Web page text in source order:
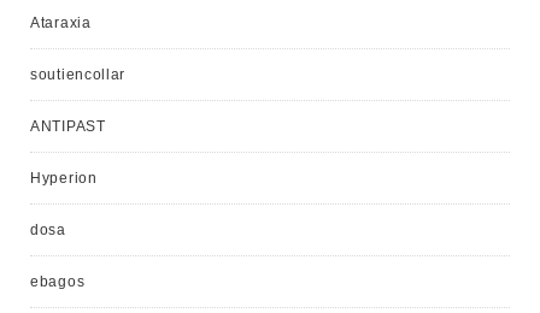
Ataraxia
soutiencollar
ANTIPAST
Hyperion
dosa
ebagos